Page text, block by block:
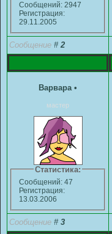
Сообщений: 2947
Регистрация:
29.11.2005
Сообщение # 2
Варвара •
мастер
Статистика:
Сообщений: 47
Регистрация:
13.03.2006
Сообщение # 3